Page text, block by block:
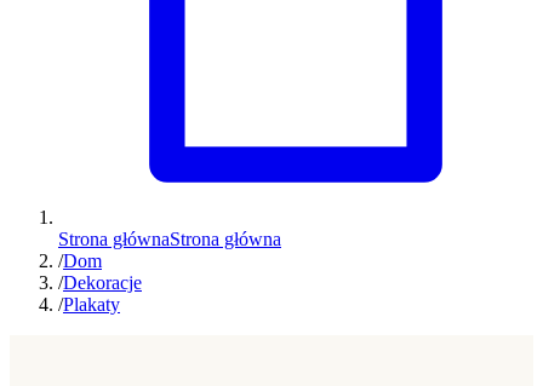
Strona głównaStrona główna
/Dom
/Dekoracje
/Plakaty